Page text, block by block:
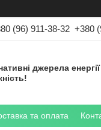
(96) 911-38-32 +380
джерела
та оплата